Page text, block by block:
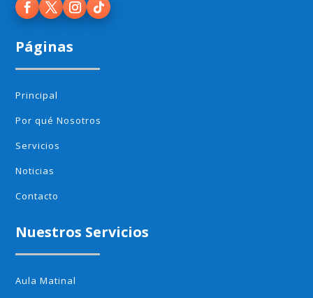
Páginas
Principal
Por qué Nosotros
Servicios
Noticias
Contacto
Nuestros Servicios
Aula Matinal